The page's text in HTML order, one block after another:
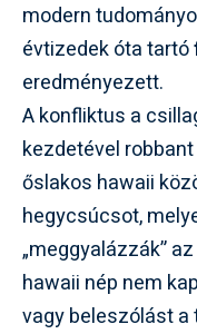
modern
évtizedek óta tartó
eredményezett.
A konfliktus a
kezdetével
őslakos hawaii
hegycsúcsot,
„meggyalázzák”
hawaii nép nem
vagy beleszólást a